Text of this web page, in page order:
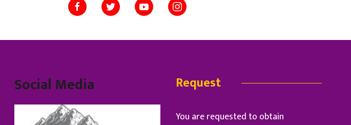
Social Media Request
You are requested to obtain